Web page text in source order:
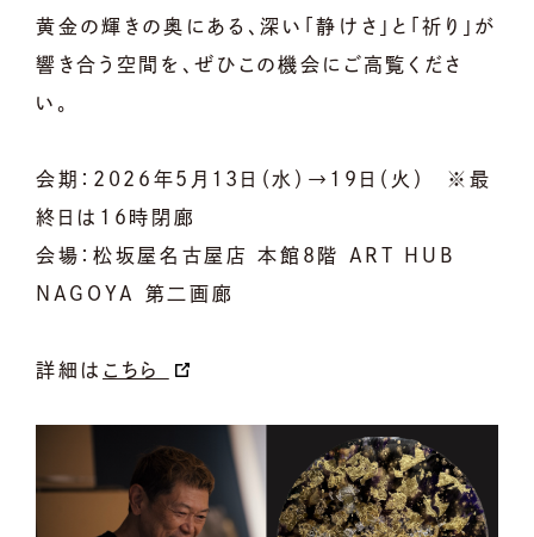
黄金の輝きの奥にある、深い「静けさ」と「祈り」が
響き合う空間を、ぜひこの機会にご高覧くださ
い。
会期：2026年5月13日（水）→19日（火） ※最
終日は16時閉廊
会場：松坂屋名古屋店 本館8階 ART HUB
NAGOYA 第二画廊
詳細は こちら